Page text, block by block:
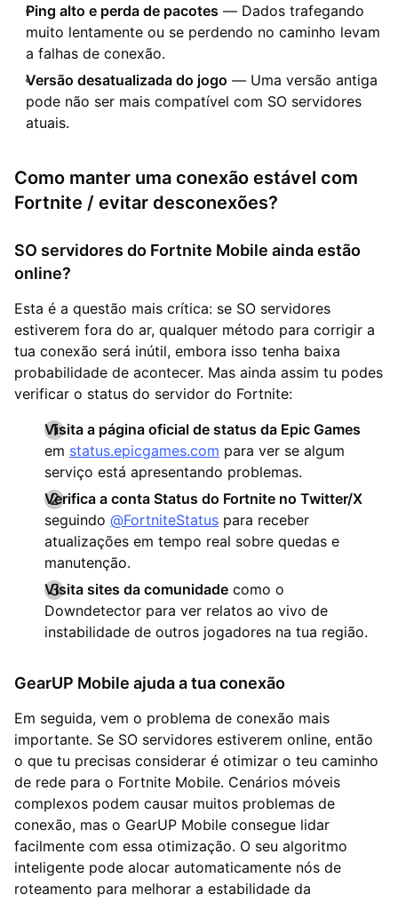
Ping alto e perda de pacotes — Dados trafegando
muito lentamente ou se perdendo no caminho levam
a falhas de conexão.
Versão desatualizada do jogo — Uma versão antiga
pode não ser mais compatível com SO servidores
atuais.
Como manter uma conexão estável com
Fortnite / evitar desconexões?
SO servidores do Fortnite Mobile ainda estão
online?
Esta é a questão mais crítica: se SO servidores
estiverem fora do ar, qualquer método para corrigir a
tua conexão será inútil, embora isso tenha baixa
probabilidade de acontecer. Mas ainda assim tu podes
verificar o status do servidor do Fortnite:
Visita a página oficial de status da Epic Games
em status.epicgames.com para ver se algum
serviço está apresentando problemas.
Verifica a conta Status do Fortnite no Twitter/X
seguindo @FortniteStatus para receber
atualizações em tempo real sobre quedas e
manutenção.
Visita sites da comunidade como o
Downdetector para ver relatos ao vivo de
instabilidade de outros jogadores na tua região.
GearUP Mobile ajuda a tua conexão
Em seguida, vem o problema de conexão mais
importante. Se SO servidores estiverem online, então
o que tu precisas considerar é otimizar o teu caminho
de rede para o Fortnite Mobile. Cenários móveis
complexos podem causar muitos problemas de
conexão, mas o GearUP Mobile consegue lidar
facilmente com essa otimização. O seu algoritmo
inteligente pode alocar automaticamente nós de
roteamento para melhorar a estabilidade da